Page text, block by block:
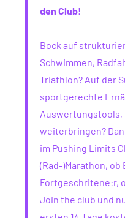
den Club!
Bock auf
Schwimmen,
Triathlon? Auf der
sportgerechte
Auswertungstools,
weiterbringen?
im Pushing Limits
(Rad-)Marathon,
Fortgeschritene:r,
Join the club und